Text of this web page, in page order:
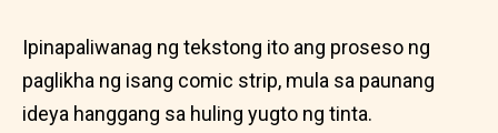
Ipinapaliwanag ng tekstong ito ang proseso ng
paglikha ng isang comic strip, mula sa paunang
ideya hanggang sa huling yugto ng tinta.